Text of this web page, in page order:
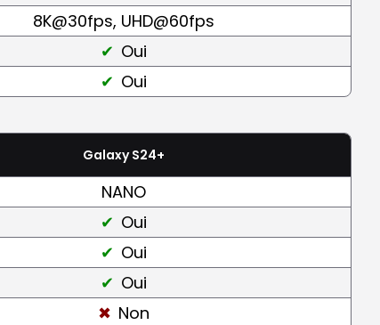
8K@30fps, UHD@60fps
Oui
Oui
Galaxy S24+
NANO
Oui
Oui
Oui
Non